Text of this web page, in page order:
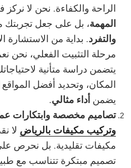
الراحة والكفاءة. نحن لا
المهمة، بل على جعل تجربتك
والتفرد. بداية من الاستشارة
مرحلة التثبيت الفعلي، نحن
يتضمن دراسة متأنية
المكان، وتحديد أفضل
يضمن أداء مثالي.
تصاميم مخصصة وابتكارات
وتركيب مكيفات بالرياض لا
مكيفات تقليدية. بل نحرص
تصميم مبتكرة تتناسب مع